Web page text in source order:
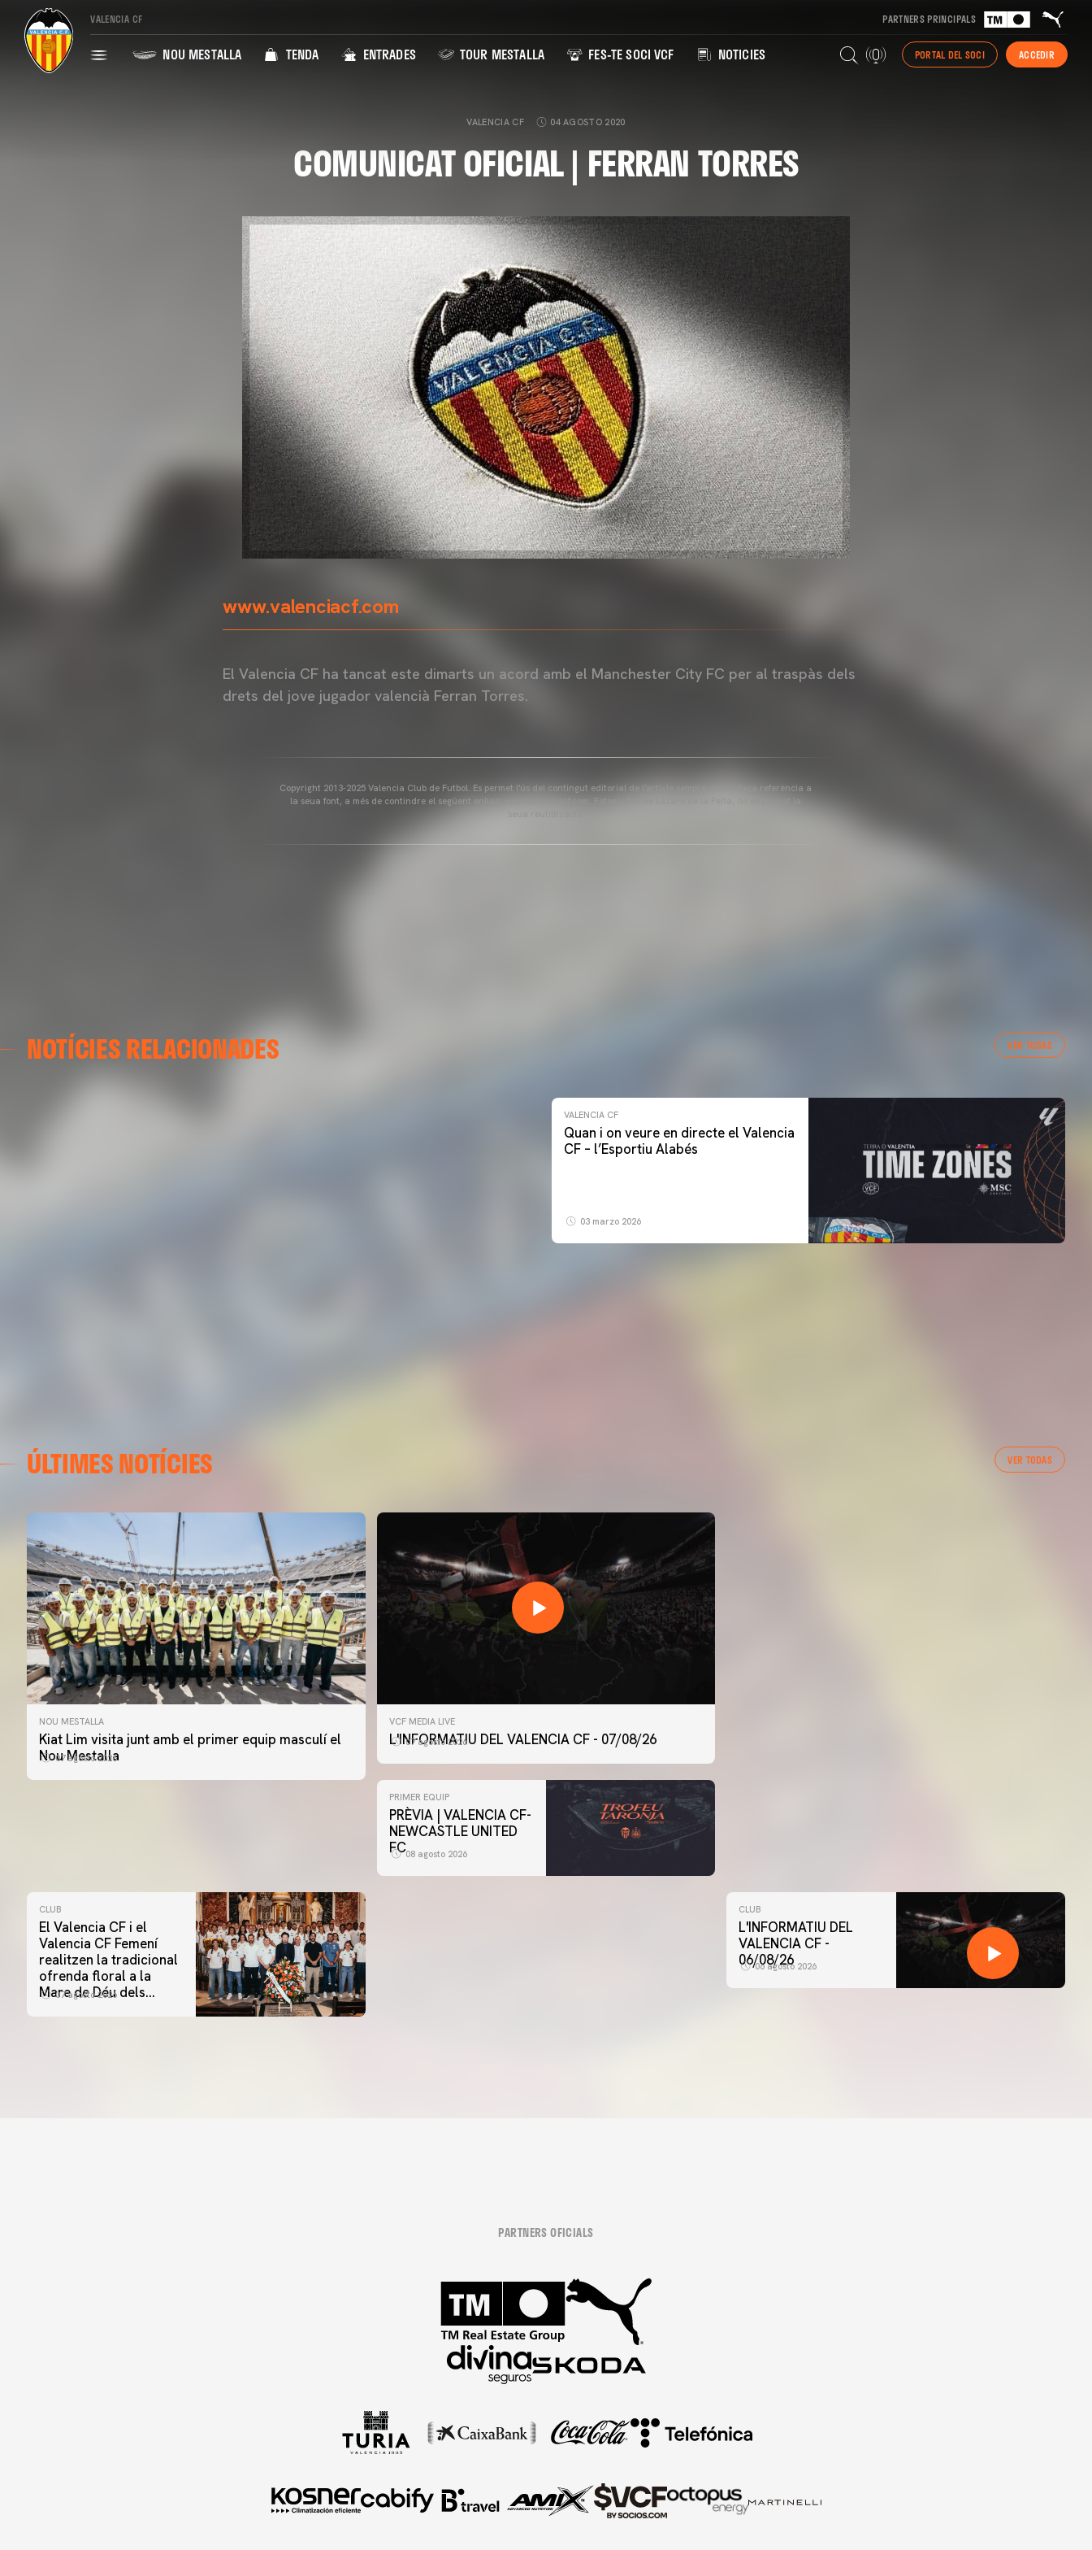
VALENCIA CF PARTNERS PRINCIPALS
NOU MESTALLA TENDA ENTRADES TOUR MESTALLA FES-TE SOCI VCF NOTICIES PORTAL DEL SOCI ACCEDIR
VALENCIA CF 04 AGOSTO 2020
COMUNICAT OFICIAL | FERRAN TORRES
www.valenciacf.com
El Valencia CF ha tancat este dimarts un acord amb el Manchester City FC per al traspàs dels
drets del jove jugador valencià Ferran Torres.
Copyright 2013-2025 Valencia Club de Futbol. Es permet l'ús del contingut editorial de l'article sempre que es faça referència a
la seua font, a més de contindre el següent enllaç: www.valenciacf.com. Fotografies de Lázaro de la Peña, no es permet la
NOTÍCIES RELACIONADES VER TODAS
VALENCIA CF
ENTRENAMENT DEL VALENCIA CF 04/03/26
VALENCIA CF
Quan i on veure en directe el Valencia
CF – l’Esportiu Alabés
03 marzo 2026
ÚLTIMES NOTÍCIES VER TODAS
NOU MESTALLA
Kiat Lim visita junt amb el primer equip masculí el
Nou Mestalla
07 agosto 2026
VCF MEDIA LIVE
L'INFORMATIU DEL VALENCIA CF - 07/08/26
07 agosto 2026
ENTRENAMENT DEL VALENCIA CF 7/8/2026
PRIMER EQUIP
PRÈVIA | VALENCIA CF-
NEWCASTLE UNITED
FC08 agosto 2026
CLUB
El Valencia CF i el
Valencia CF Femení
realitzen la tradicional
ofrenda floral a la
Mare de Déu dels
07 agosto 2026
CLUB
L'INFORMATIU DEL
VALENCIA CF -
06/08/26
06 agosto 2026
PARTNERS OFICIALS